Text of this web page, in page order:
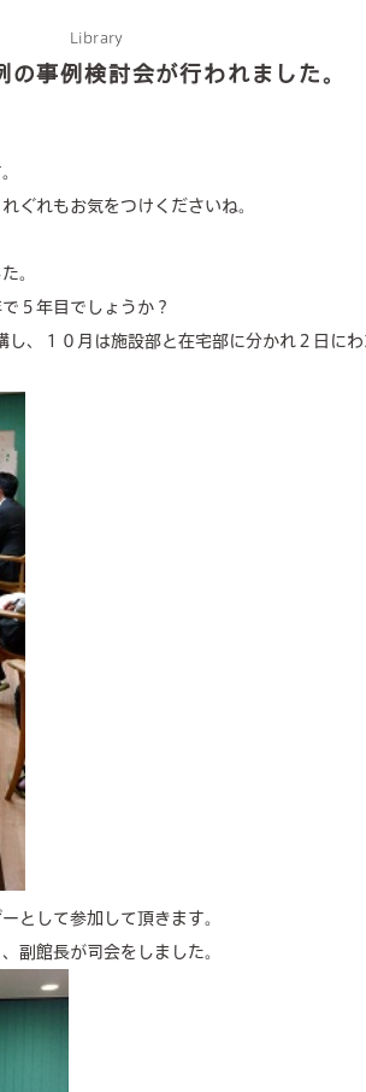
care plan center
facilities
news & events
Library
の事例検討会が行われました。
ぐれもお気をつけくださいね。
。
５年目でしょうか？
、１０月は施設部と在宅部に分かれ２日に
として参加して頂きます。
副館長が司会をしました。